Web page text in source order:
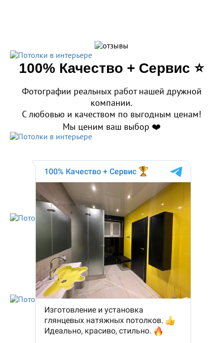
100% Качество + Сервис ⭐️
Фотографии реальных работ нашей дружной
компании.
С любовью и качеством по выгодным ценам!
Мы ценим ваш выбор ❤️